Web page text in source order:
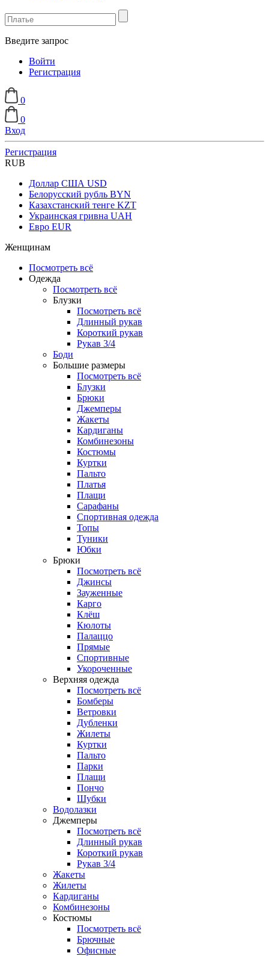
Введите запрос
Войти
Регистрация
0
0
Вход
Регистрация
RUB
Доллар США USD
Белорусский рубль BYN
Казахстанский тенге KZT
Украинская гривна UAH
Евро EUR
Женщинам
Посмотреть всё
Одежда
Посмотреть всё
Блузки
Посмотреть всё
Длинный рукав
Короткий рукав
Рукав 3/4
Боди
Большие размеры
Посмотреть всё
Блузки
Брюки
Джемперы
Жакеты
Кардиганы
Комбинезоны
Костюмы
Куртки
Пальто
Платья
Плащи
Сарафаны
Спортивная одежда
Топы
Туники
Юбки
Брюки
Посмотреть всё
Джинсы
Зауженные
Карго
Клёш
Кюлоты
Палаццо
Прямые
Спортивные
Укороченные
Верхняя одежда
Посмотреть всё
Бомберы
Ветровки
Дубленки
Жилеты
Куртки
Пальто
Парки
Плащи
Пончо
Шубки
Водолазки
Джемперы
Посмотреть всё
Длинный рукав
Короткий рукав
Рукав 3/4
Жакеты
Жилеты
Кардиганы
Комбинезоны
Костюмы
Посмотреть всё
Брючные
Офисные